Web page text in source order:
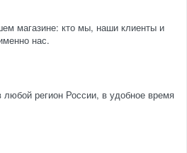
магазине: кто мы, наши клиенты и
нас.
регион России, в удобное время